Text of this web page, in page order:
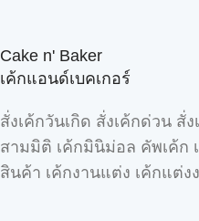
Cake n' Baker
เค้กแอนด์เบคเกอร์
สั่งเค้กวันเกิด สั่งเค้กด่วน สั่
สามมิติ เค้กมินิม่อล คัพเค้ก
สินค้า เค้กงานแต่ง เค้กแต่ง